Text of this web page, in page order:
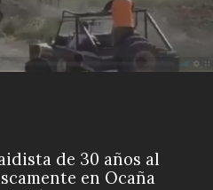
de 30 años al
en Ocaña